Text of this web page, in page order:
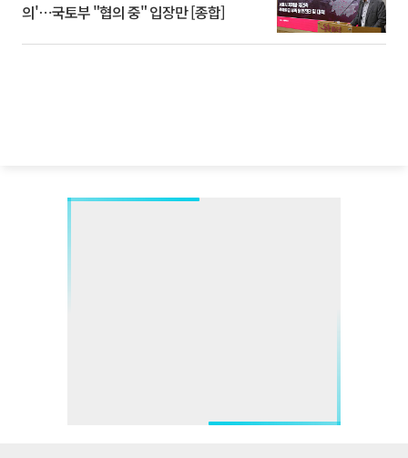
의'⋯국토부 "협의 중" 입장만 [종합]